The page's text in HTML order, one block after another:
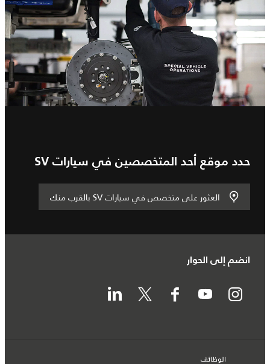
حدد موقع أحد المتخصصين في سيارات SV
العثور على متخصص في سيارات SV بالقرب منك
انضم إلى الحوار
الوظائف